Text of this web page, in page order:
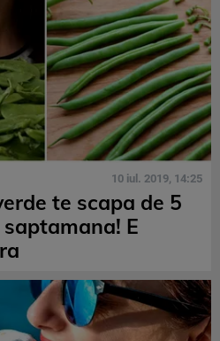
10 iul. 2019, 14:25
te scapa de 5
E